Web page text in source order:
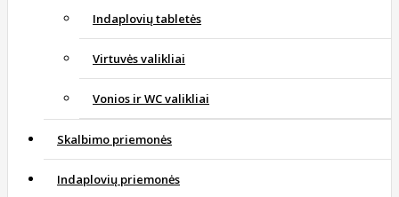
Indaplovių tabletės
Virtuvės valikliai
Vonios ir WC valikliai
Skalbimo priemonės
Indaplovių priemonės